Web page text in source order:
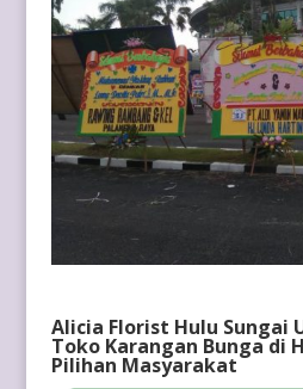
Alicia Florist Hulu Sungai
Toko Karangan Bunga di
Pilihan Masyarakat